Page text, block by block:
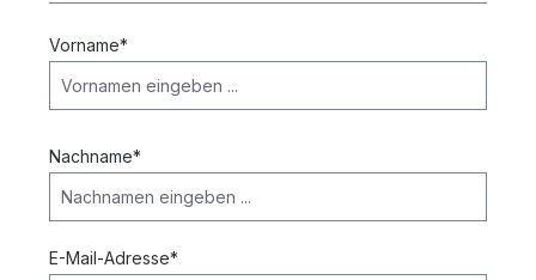
Vorname*
Nachname*
E-Mail-Adresse*